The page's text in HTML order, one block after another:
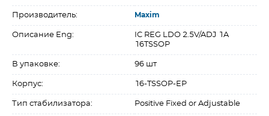
Производитель: Maxim
Описание Eng:
IC REG LDO 2.5V/ADJ 1A
16TSSOP
В упаковке: 96 шт
Корпус: 16-TSSOP-EP
Тип стабилизатора: Positive Fixed or Adjustable